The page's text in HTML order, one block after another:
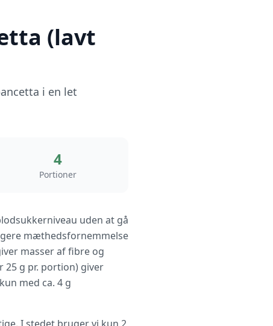
(lavt
i en let
4
Portioner
uden at gå
mæthedsfornemmelse
masser af fibre og
g pr. portion) giver
med ca. 4 g